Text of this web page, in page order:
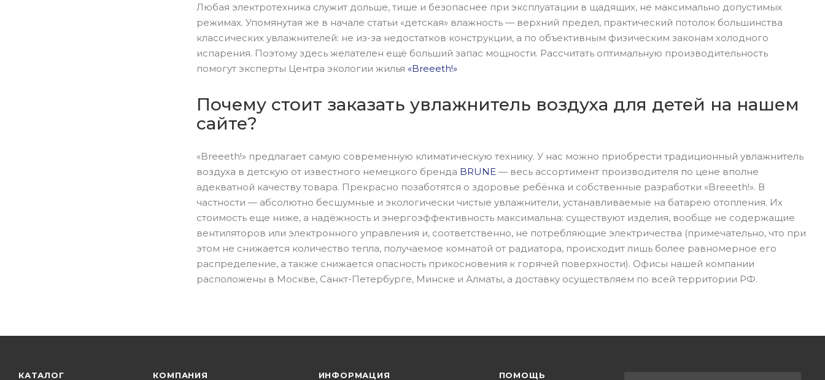
Любая электротехника служит дольше, тише и безопаснее при эксплуатации в щадящих, не максимально допустимых
режимах. Упомянутая же в начале статьи «детская» влажность — верхний предел, практический потолок большинства
классических увлажнителей: не из-за недостатков конструкции, а по объективным физическим законам холодного
испарения. Поэтому здесь желателен ещё больший запас мощности. Рассчитать оптимальную производительность
помогут эксперты Центра экологии жилья «Breeeth!»
Почему стоит заказать увлажнитель воздуха для детей на нашем
сайте?
«Breeeth!» предлагает самую современную климатическую технику. У нас можно приобрести традиционный увлажнитель
воздуха в детскую от известного немецкого бренда BRUNE — весь ассортимент производителя по цене вполне
адекватной качеству товара. Прекрасно позаботятся о здоровье ребёнка и собственные разработки «Breeeth!». В
частности — абсолютно бесшумные и экологически чистые увлажнители, устанавливаемые на батарею отопления. Их
стоимость еще ниже, а надёжность и энергоэффективность максимальна: существуют изделия, вообще не содержащие
вентиляторов или электронного управления и, соответственно, не потребляющие электричества (примечательно, что при
этом не снижается количество тепла, получаемое комнатой от радиатора, происходит лишь более равномерное его
распределение, а также снижается опасность прикосновения к горячей поверхности). Офисы нашей компании
расположены в Москве, Санкт-Петербурге, Минске и Алматы, а доставку осуществляем по всей территории РФ.
КАТАЛОГ КОМПАНИЯ ИНФОРМАЦИЯ ПОМОЩЬ